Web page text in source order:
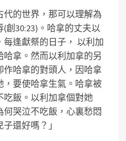
代的世界，那可以理解為
創30:23)。哈拿的丈夫以
逢獻祭的日子， 以利加
哈拿。然而以利加拿的另
哈拿的對頭人，因哈拿
，要使哈拿生氣。哈拿被
吃飯。以利加拿個對她
哭泣不吃飯，心裏愁悶
還好嗎？」